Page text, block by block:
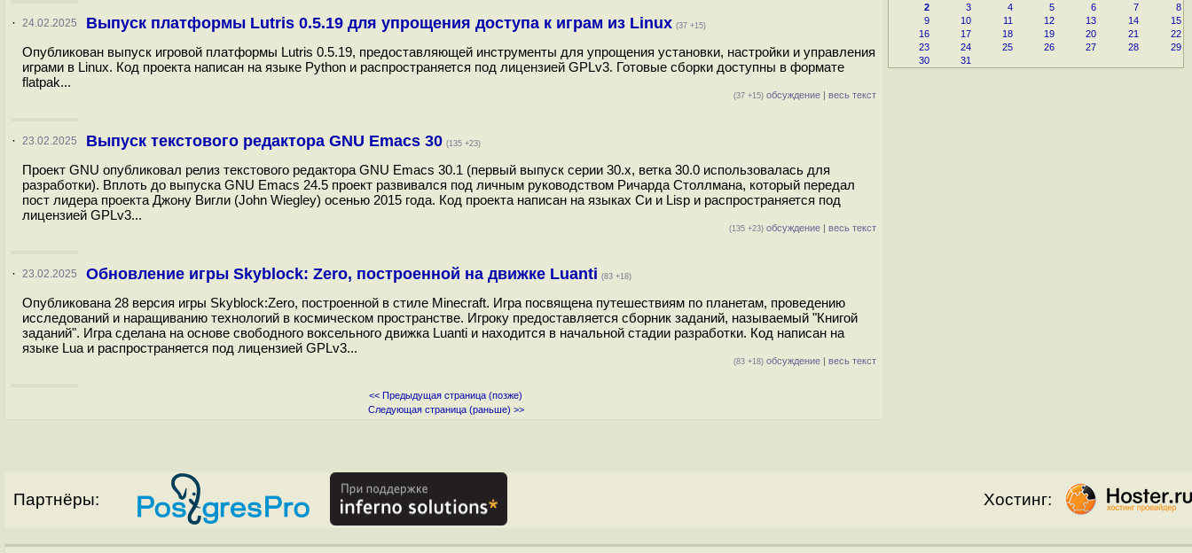
· 24.02.2025 Выпуск платформы Lutris 0.5.19 для упрощения доступа к играм из Linux (37 +15)
Опубликован выпуск игровой платформы Lutris 0.5.19, предоставляющей инструменты для упрощения установки, настройки и управления
играми в Linux. Код проекта написан на языке Python и распространяется под лицензией GPLv3. Готовые сборки доступны в формате
flatpak...
(37 +15) обсуждение | весь текст
· 23.02.2025 Выпуск текстового редактора GNU Emacs 30 (135 +23)
Проект GNU опубликовал релиз текстового редактора GNU Emacs 30.1 (первый выпуск серии 30.x, ветка 30.0 использовалась для
разработки). Вплоть до выпуска GNU Emacs 24.5 проект развивался под личным руководством Ричарда Столлмана, который передал
пост лидера проекта Джону Вигли (John Wiegley) осенью 2015 года. Код проекта написан на языках Си и Lisp и распространяется под
лицензией GPLv3...
(135 +23) обсуждение | весь текст
· 23.02.2025 Обновление игры Skyblock: Zero, построенной на движке Luanti (83 +18)
Опубликована 28 версия игры Skyblock:Zero, построенной в стиле Minecraft. Игра посвящена путешествиям по планетам, проведению
исследований и наращиванию технологий в космическом пространстве. Игроку предоставляется сборник заданий, называемый "Книгой
заданий". Игра сделана на основе свободного воксельного движка Luanti и находится в начальной стадии разработки. Код написан на
языке Lua и распространяется под лицензией GPLv3...
(83 +18) обсуждение | весь текст
<< Предыдущая страница (позже)
Следующая страница (раньше) >>
2
3 4 5 6 7
8
9
10 11 12 13 14
15
16
17 18 19 20 21
22
23
24 25 26 27 28
29
30
31
Партнёры: Хостинг: